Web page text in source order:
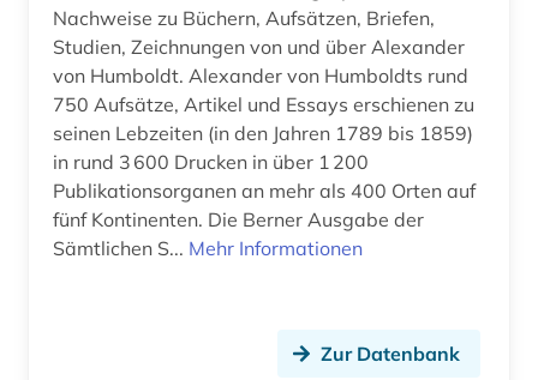
computing &amp; processing (1)
controlling (1)
corona-virus (1)
corpus (1)
Nachweise zu Büchern, Aufsätzen, Briefen,
Studien, Zeichnungen von und über Alexander
von Humboldt. Alexander von Humboldts rund
750 Aufsätze, Artikel und Essays erschienen zu
seinen Lebzeiten (in den Jahren 1789 bis 1859)
in rund 3 600 Drucken in über 1 200
Publikationsorganen an mehr als 400 Orten auf
fünf Kontinenten. Die Berner Ausgabe der
Sämtlichen S... Mehr Informationen
Zur Datenbank